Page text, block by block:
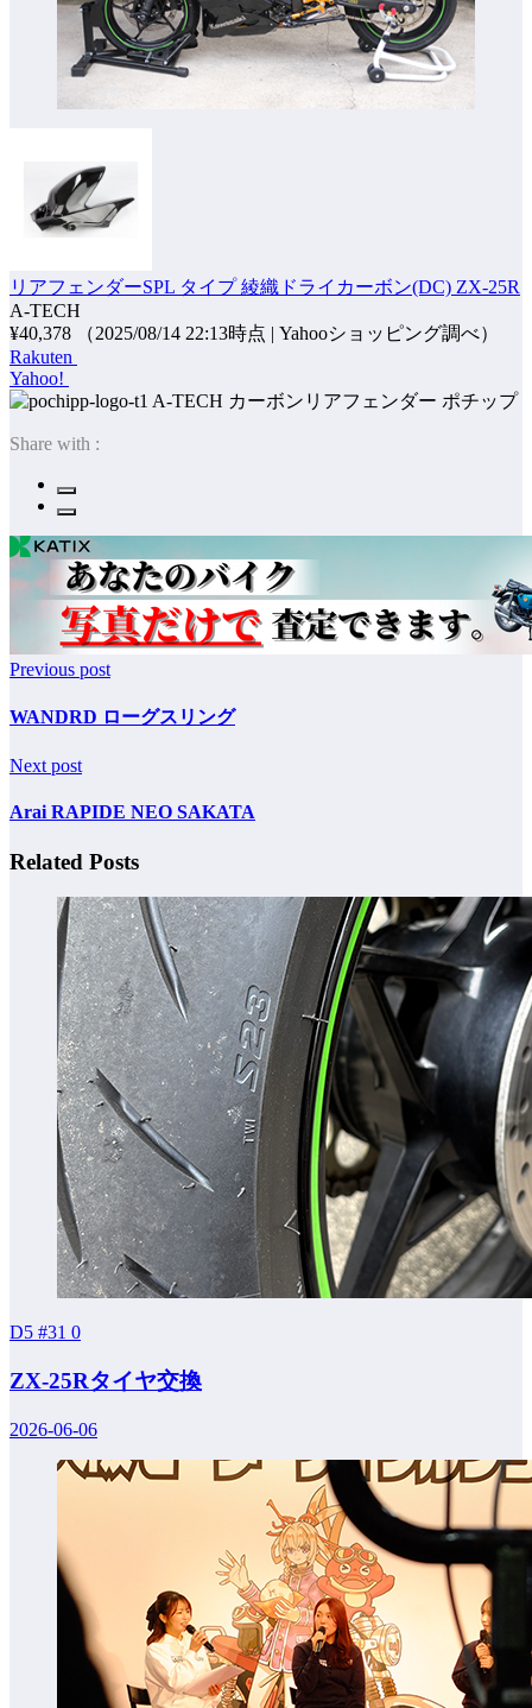
リアフェンダーSPL タイプ 綾織ドライカーボン(DC) ZX-25R
A-TECH
¥40,378
（2025/08/14 22:13時点 | Yahooショッピング調べ）
Rakuten
Yahoo!
ポチップ
Share with :
Previous post
WANDRD ローグスリング
Next post
Arai RAPIDE NEO SAKATA
Related Posts
D5 #31 0
ZX-25Rタイヤ交換
2026-06-06